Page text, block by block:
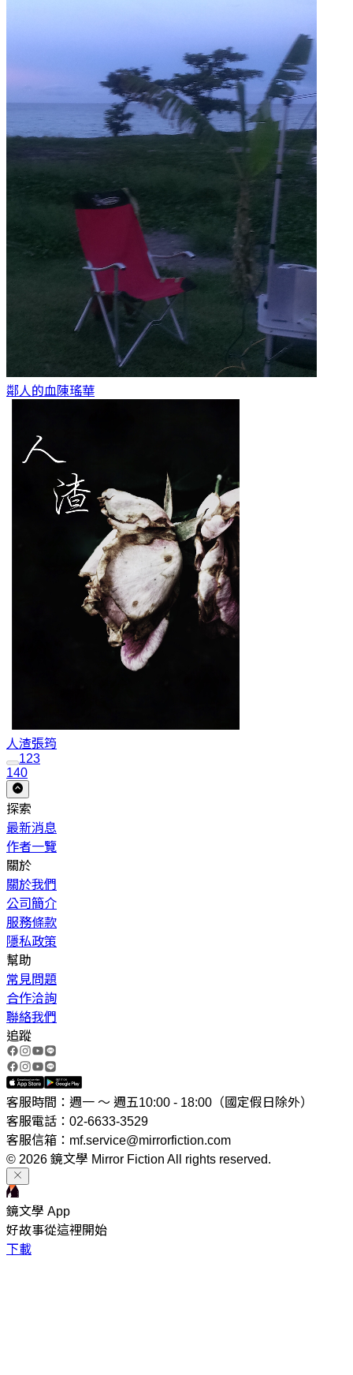
鄰人的血 陳瑤華
人渣張筠
123
140
探索
最新消息
作者一覽
關於
關於我們
公司簡介
服務條款
隱私政策
幫助
常見問題
合作洽詢
聯絡我們
追蹤
客服時間：週一 ～ 週五10:00 - 18:00（國定假日除外）
客服電話：02-6633-3529
客服信箱：mf.service@mirrorfiction.com
© 2026 鏡文學 Mirror Fiction All rights reserved.
鏡文學 App
好故事從這裡開始
下載